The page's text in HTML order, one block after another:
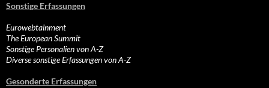
Sonstige Erfassungen
Eurowebtainment
The European Summit
Sonstige Personalien von A-Z
Diverse sonstige Erfassungen von A-Z
Gesonderte Erfassungen